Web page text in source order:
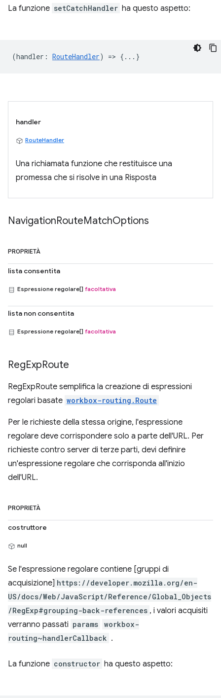
La funzione setCatchHandler ha questo aspetto:
(handler : RouteHandler) => {...}
handler
RouteHandler
Una richiamata funzione che restituisce una
promessa che si risolve in una Risposta
NavigationRouteMatchOptions
PROPRIETÀ
lista consentita
Espressione regolare[] facoltativa
lista non consentita
Espressione regolare[] facoltativa
RegExpRoute
RegExpRoute semplifica la creazione di espressioni
regolari basate workbox-routing.Route
Per le richieste della stessa origine, l'espressione
regolare deve corrispondere solo a parte dell'URL. Per
richieste contro server di terze parti, devi definire
un'espressione regolare che corrisponda all'inizio
dell'URL.
PROPRIETÀ
costruttore
null
Se l'espressione regolare contiene [gruppi di
acquisizione] https://developer.mozilla.org/en-
US/docs/Web/JavaScript/Reference/Global_Objects
/RegExp#grouping-back-references , i valori acquisiti
verranno passati params
workbox-
routing~handlerCallback .
La funzione constructor ha questo aspetto: